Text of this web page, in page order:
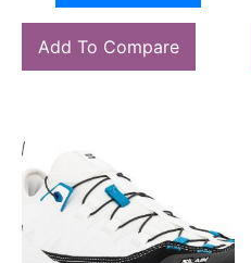
Add To Compare